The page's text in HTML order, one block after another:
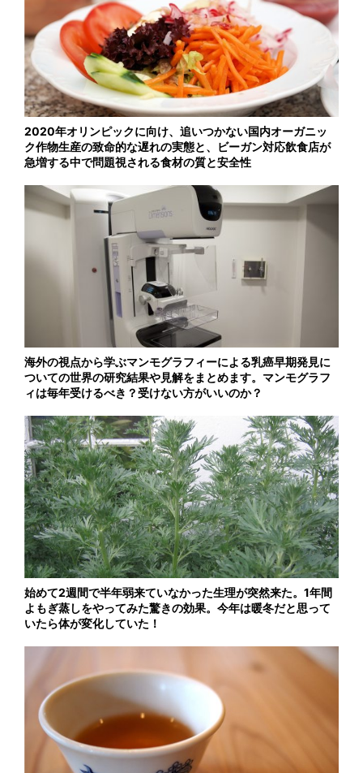
2020年オリンピックに向け、追いつかない国内オーガニッ
ク作物生産の致命的な遅れの実態と、ビーガン対応飲食店が
急増する中で問題視される食材の質と安全性
海外の視点から学ぶマンモグラフィーによる乳癌早期発見に
ついての世界の研究結果や見解をまとめます。マンモグラフ
ィは毎年受けるべき？受けない方がいいのか？
始めて2週間で半年弱来ていなかった生理が突然来た。1年間
よもぎ蒸しをやってみた驚きの効果。今年は暖冬だと思って
いたら体が変化していた！